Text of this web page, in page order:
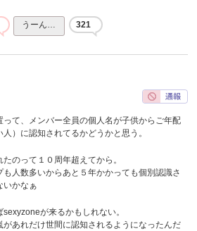
うーん… 321
って、メンバー全員の個人名が子供からご年配
）に認知されてるかどうかと思う。
のって１０周年超えてから。
も人数多いからあと５年かかっても個別認識さ
いかなぁ
が来るかもしれない。
があれだけ世間に認知されるようになったんだ